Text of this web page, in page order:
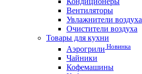
Вентиляторы
Увлажнители воздуха
Очистители воздуха
Товары для кухни
Аэрогрили Новинка
Чайники
Кофемашины